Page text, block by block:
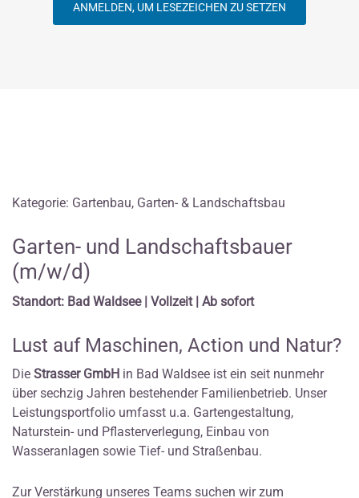
ANMELDEN, UM LESEZEICHEN ZU SETZEN
Kategorie: Gartenbau, Garten- & Landschaftsbau
Garten- und Landschaftsbauer
(m/w/d)
Standort: Bad Waldsee | Vollzeit | Ab sofort
Lust auf Maschinen, Action und Natur?
Die Strasser GmbH in Bad Waldsee ist ein seit nunmehr
über sechzig Jahren bestehender Familienbetrieb. Unser
Leistungsportfolio umfasst u.a. Gartengestaltung,
Naturstein- und Pflasterverlegung, Einbau von
Wasseranlagen sowie Tief- und Straßenbau.
Zur Verstärkung unseres Teams suchen wir zum